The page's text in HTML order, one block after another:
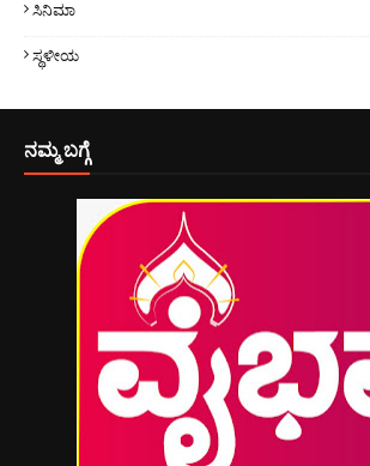
ಸಿನಿಮಾ
ಸ್ಥಳೀಯ
ನಮ್ಮ ಬಗ್ಗೆ